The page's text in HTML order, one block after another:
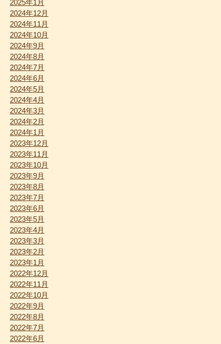
2025年1月
2024年12月
2024年11月
2024年10月
2024年9月
2024年8月
2024年7月
2024年6月
2024年5月
2024年4月
2024年3月
2024年2月
2024年1月
2023年12月
2023年11月
2023年10月
2023年9月
2023年8月
2023年7月
2023年6月
2023年5月
2023年4月
2023年3月
2023年2月
2023年1月
2022年12月
2022年11月
2022年10月
2022年9月
2022年8月
2022年7月
2022年6月